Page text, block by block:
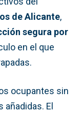
de Alicante,
segura por
en el que
ocupantes sin
añadidas. El